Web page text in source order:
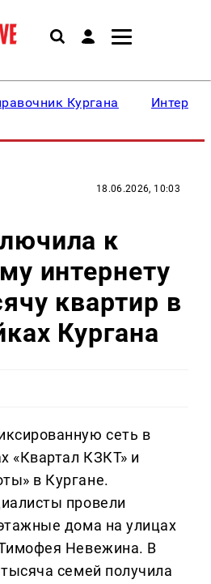
Кургана
18.06.2026, 10:03
к
интернету
квартир в
Кургана
сеть в
«Квартал КЗКТ» и
в Кургане.
провели
дома на улицах
Невежина. В
семей получила